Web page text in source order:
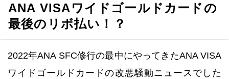
ANA VISAワイドゴールドカードの
最後のリボ払い！？
2022年ANA SFC修行の最中にやってきたANA VISA
ワイドゴールドカードの改悪騒動ニュースでした